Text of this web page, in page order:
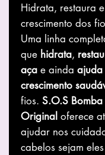
Hidrata, restaura
crescimento dos
Uma linha
que hidrata,
aça e ainda ajuda
crescimento
fios. S.O.S Bomba
Original oferece
ajudar nos
cabelos sejam